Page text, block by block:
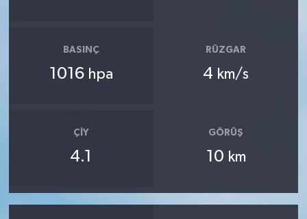
BASINÇ
1016 hpa
RÜZGAR
4 km/s
ÇIY
4.1
GÖRÜŞ
10 km